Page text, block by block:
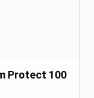
Protect 100